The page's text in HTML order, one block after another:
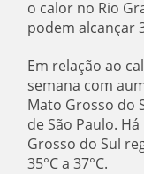
o calor no Rio
podem alcançar
Em relação ao
semana com
Mato Grosso do
de São Paulo.
Grosso do Sul
35°C a 37°C.